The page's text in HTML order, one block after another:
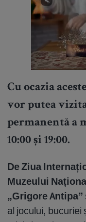
Cu ocazia
vor putea
permanentă a
10:00 și 19:00.
De Ziua
Muzeului
„Grigore Antipa”
al jocului, bucuriei